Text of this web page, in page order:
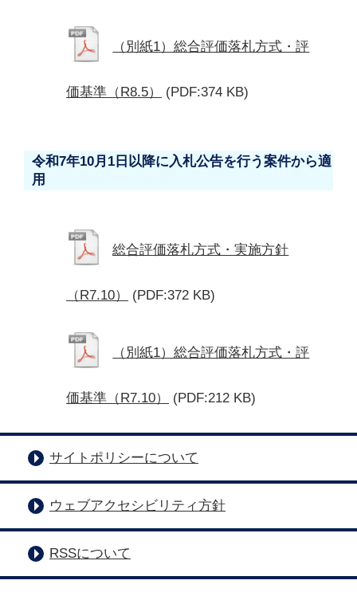
（別紙1）総合評価落札方式・評
価基準（R8.5） (PDF:374 KB)
令和7年10月1日以降に入札公告を行う案件から適
用
総合評価落札方式・実施方針
（R7.10） (PDF:372 KB)
（別紙1）総合評価落札方式・評
価基準（R7.10） (PDF:212 KB)
サイトポリシーについて
ウェブアクセシビリティ方針
RSSについて